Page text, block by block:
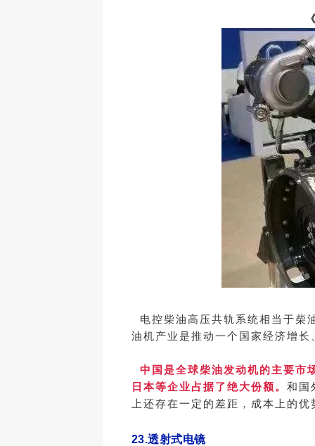
电控柴油高压共轨系统相当于柴
油机产业是推动一个国家经济增
中国是全球柴油发动机的主要市
日本等企业占据了绝大份额。 和国
上还存在一定的差距，成本上的
23.透射式电镜